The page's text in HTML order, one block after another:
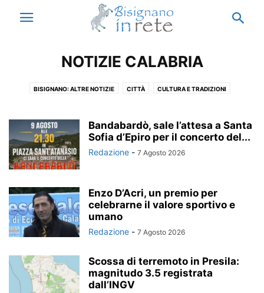
NOTIZIE CALABRIA
BISIGNANO: ALTRE NOTIZIE CITTÀ CULTURA E TRADIZIONI
NOTIZIE BISIGNANO NOTIZIE CALABRIA
NOTIZIE ITALIA PARODIA RICORDI THIS IS ACRI
VACANZE A BISIGNANO
Bandabardò, sale l’attesa a Santa
Sofia d’Epiro per il concerto del...
Redazione - 7 Agosto 2026
Enzo D’Acri, un premio per
celebrarne il valore sportivo e
umano
Redazione - 7 Agosto 2026
Scossa di terremoto in Presila:
magnitudo 3.5 registrata
dall’INGV